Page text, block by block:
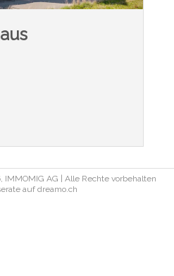
AG | Alle Rechte vorbehalten
auf dreamo.ch